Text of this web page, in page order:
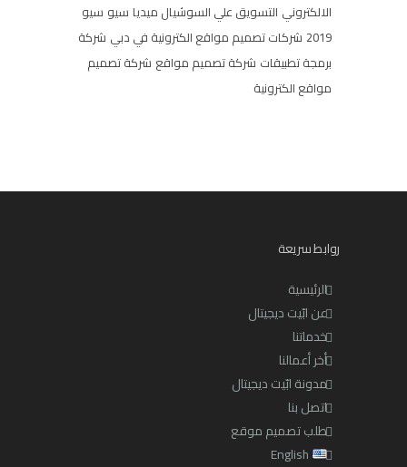
الالكتروني التسويق علي السوشيال ميديا سيو سيو
2019 شركات تصميم مواقع الكترونية في دبي شركة
برمجة تطبيقات شركة تصميم مواقع شركة تصميم
مواقع الكترونية
روابط سريعة
الرئيسية
عن ابّيت ديجيتال
خدماتنا
أخر أعمالنا
مدونة ابّيت ديجيتال
اتصل بنا
طلب تصميم موقع
English